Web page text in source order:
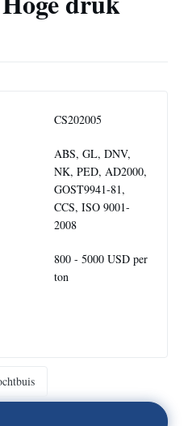
CS202005
ABS, GL, DNV,
NK, PED, AD2000,
GOST9941-81,
CCS, ISO 9001-
2008
800 - 5000 USD per
ton